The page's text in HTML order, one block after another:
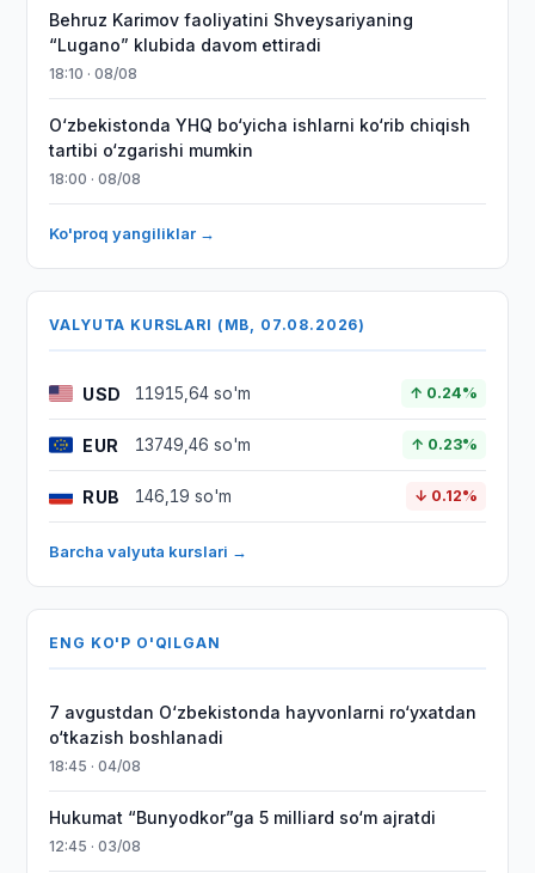
Behruz Karimov faoliyatini Shveysariyaning
“Lugano” klubida davom ettiradi
18:10 · 08/08
O‘zbekistonda YHQ bo‘yicha ishlarni ko‘rib chiqish
tartibi o‘zgarishi mumkin
18:00 · 08/08
Ko'proq yangiliklar →
VALYUTA KURSLARI (MB, 07.08.2026)
USD 11915,64 so'm ↑ 0.24%
EUR 13749,46 so'm ↑ 0.23%
RUB 146,19 so'm ↓ 0.12%
Barcha valyuta kurslari →
ENG KO'P O'QILGAN
7 avgustdan O‘zbekistonda hayvonlarni ro‘yxatdan
o‘tkazish boshlanadi
18:45 · 04/08
Hukumat “Bunyodkor”ga 5 milliard so‘m ajratdi
12:45 · 03/08